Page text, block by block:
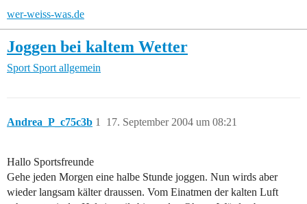
wer-weiss-was.de
Joggen bei kaltem Wetter
Sport Sport allgemein
Andrea_P_c75c3b 17. September 2004 um 08:21
1
Hallo Sportsfreunde
Gehe jeden Morgen eine halbe Stunde joggen. Nun wirds aber
wieder langsam kälter draussen. Vom Einatmen der kalten Luft